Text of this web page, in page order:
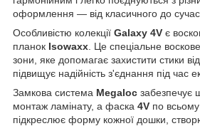
оформлення — від класичного до
Особливістю колекції Galaxy 4V є
планок Isowaxx . Це спеціальне
зони, яке допомагає захистити стики
підвищує надійність з'єднання під час
Замкова система Megaloc забезпечує
монтаж ламінату, а фаска 4V по
підкреслює форму кожної дошки,